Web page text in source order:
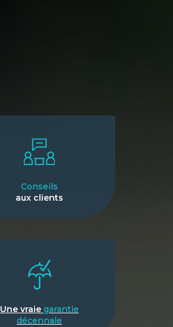
Conseils
aux clients
Une vraie garantie
décennale